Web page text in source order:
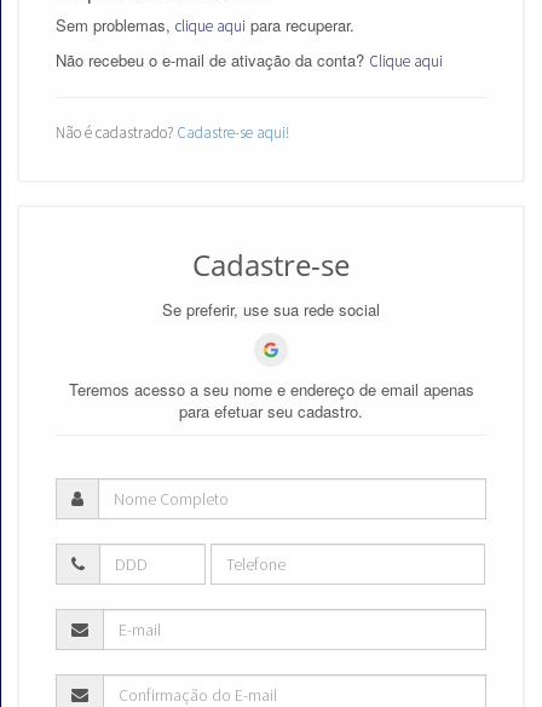
Sem problemas, clique aqui para recuperar.
Não recebeu o e-mail de ativação da conta? Clique aqui
Não é cadastrado? Cadastre-se aqui!
Cadastre-se
Se preferir, use sua rede social
Teremos acesso a seu nome e endereço de email apenas
para efetuar seu cadastro.